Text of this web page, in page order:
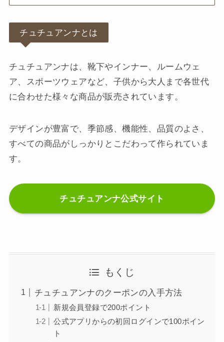
チュチュアンナとは
チュチュアンナは、靴下やインナー、ルームウェ
ア、スポーツウェアなど、子供から大人まで各世代
に合わせた様々な商品が販売されています。
デザインが豊富で、季節感、機能性、品質のよさ、
すべての商品がしっかりとこだわって作られていま
す。
チュチュアンナ公式サイト
もくじ
チュチュアンナのクーポンの入手方法
新規会員登録で200ポイント
公式アプリからの初回ログインで100ポイン
ト